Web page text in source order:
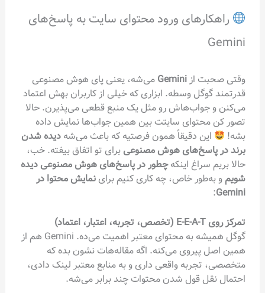
راهکارهای ورود محتوای سایت به پاسخ‌های
Gemini
وقتی صحبت از Gemini می‌شه، یعنی پای هوش مصنوعی
قدرتمند گوگل وسطه. ابزاری که خیلی از کاربران بهش اعتماد
می‌کنن و جواب‌هاش رو مثل یک منبع قطعی می‌پذیرن. حالا
تصور کن محتوای سایتت بین همین جواب‌ها نمایش داده
بشه!
این دقیقاً همون فرصتیه که باعث می‌شه دیده شدن
برند در پاسخ‌های هوش مصنوعی برای تو اتفاق بیفته. خب،
حالا بریم سراغ اینکهچطور در پاسخ‌های هوش مصنوعی دیده
شویمو به‌طور خاص، چه کاری کنیم برای نمایش محتوا در
Gemini
:
تمرکز روی E-E-A-T (تخصص، تجربه، اعتبار، اعتماد)
گوگل همیشه به محتوای معتبر اهمیت می‌ده. Gemini هم از
همین اصل پیروی می‌کنه. اگه مقاله‌هات نشون بده که
متخصصی، تجربه واقعی داری و به منابع معتبر لینک دادی،
احتمال نقل قول شدن محتوات چند برابر می‌شه.